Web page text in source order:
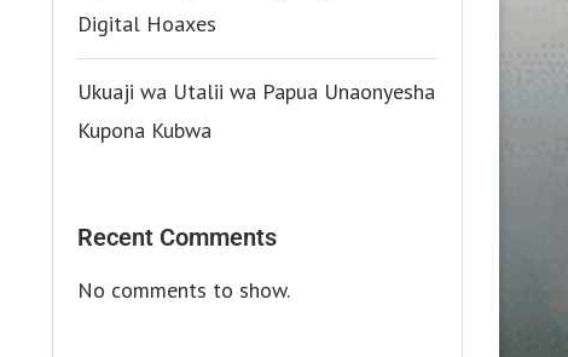
Digital Hoaxes
Ukuaji wa Utalii wa Papua Unaonyesha
Kupona Kubwa
Recent Comments
No comments to show.